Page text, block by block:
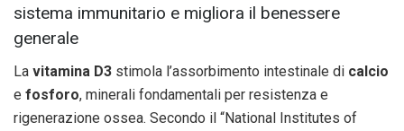
sistema immunitario e migliora il benessere
generale
La vitamina D3 stimola l’assorbimento intestinale di calcio
e fosforo, minerali fondamentali per resistenza e
rigenerazione ossea. Secondo il “National Institutes of